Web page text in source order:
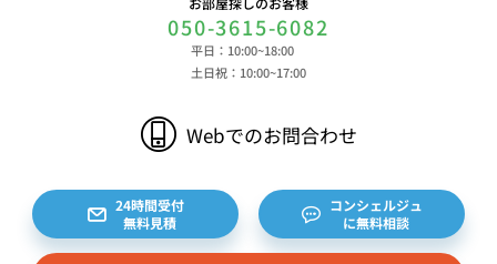
050-3615-6082
平日：10:00~18:00
土日祝：10:00~17:00
Webでのお問合わせ
24時間受付
無料見積
コンシェルジュ
に無料相談